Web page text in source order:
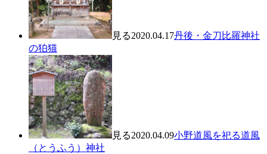
見る2020.04.17丹後・金刀比羅神社
の狛猫
見る2020.04.09小野道風を祀る道風
（とうふう）神社